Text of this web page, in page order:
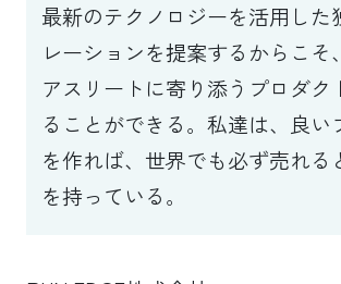
最新のテクノロジーを活用した
レーションを提案するからこそ
アスリートに寄り添うプロダク
ることができる。私達は、良い
を作れば、世界でも必ず売れる
を持っている。